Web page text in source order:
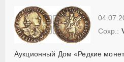
Аукционный Дом «Редкие